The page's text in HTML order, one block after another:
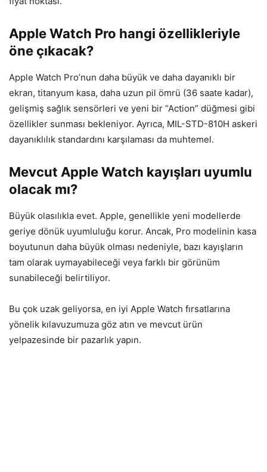
Apple Watch Pro hangi özellikleriyle
öne çıkacak?
Apple Watch Pro’nun daha büyük ve daha dayanıklı bir
ekran, titanyum kasa, daha uzun pil ömrü (36 saate kadar),
gelişmiş sağlık sensörleri ve yeni bir “Action” düğmesi gibi
özellikler sunması bekleniyor. Ayrıca, MIL-STD-810H askeri
dayanıklılık standardını karşılaması da muhtemel.
Mevcut Apple Watch kayışları uyumlu
olacak mı?
Büyük olasılıkla evet. Apple, genellikle yeni modellerde
geriye dönük uyumluluğu korur. Ancak, Pro modelinin kasa
boyutunun daha büyük olması nedeniyle, bazı kayışların
tam olarak uymayabileceği veya farklı bir görünüm
sunabileceği belirtiliyor.
Bu çok uzak geliyorsa, en iyi Apple Watch fırsatlarına
yönelik kılavuzumuza göz atın ve mevcut ürün
yelpazesinde bir pazarlık yapın.